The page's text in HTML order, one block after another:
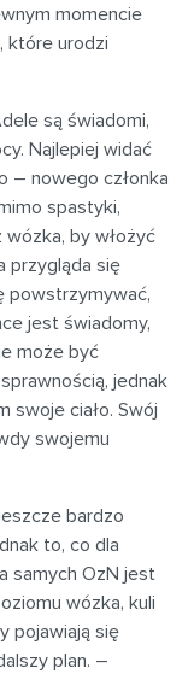
momencie
które urodzi
są świadomi,
Najlepiej widać
– nowego członka
spastyki,
by włożyć
przygląda się
powstrzymywać,
jest świadomy,
może być
jednak
swoje ciało. Swój
swojemu
bardzo
to, co dla
samych OzN jest
wózka, kuli
pojawiają się
plan. –